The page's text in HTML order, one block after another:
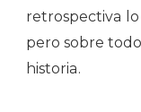
retrospectiva
pero sobre
historia.